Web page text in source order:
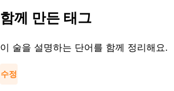
함께 만든 태그
이 술을 설명하는 단어를 함께 정리해요.
수정